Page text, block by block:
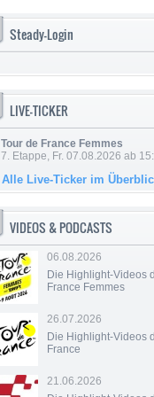
Steady-Login
LIVE-TICKER
Tour de France Femmes
7. Etappe, Fr. 07.08.2026 ab
Alle Live-Ticker im
VIDEOS & PODCASTS
06.08.2026
Die Highlight-Videos
France Femmes
26.07.2026
Die Highlight-Videos
France
21.06.2026